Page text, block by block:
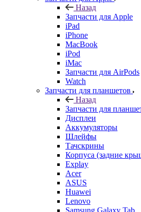
Назад
Запчасти для Apple
iPad
iPhone
MacBook
iPod
iMac
Запчасти для AirPods
Watch
Запчасти для планшетов
Назад
Запчасти для
Дисплеи
Аккумуляторы
Шлейфы
Тачскрины
Корпуса (задние
Explay
Acer
ASUS
Huawei
Lenovo
Samsung Galaxy Tab